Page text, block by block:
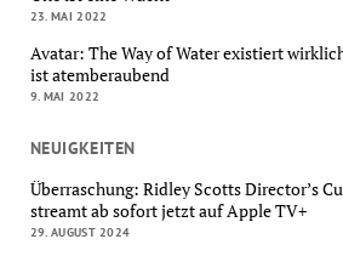
23. MAI 2022
Avatar: The Way of Water existiert
ist atemberaubend
9. MAI 2022
NEUIGKEITEN
Überraschung: Ridley Scotts Director’s
streamt ab sofort jetzt auf Apple TV+
29. AUGUST 2024